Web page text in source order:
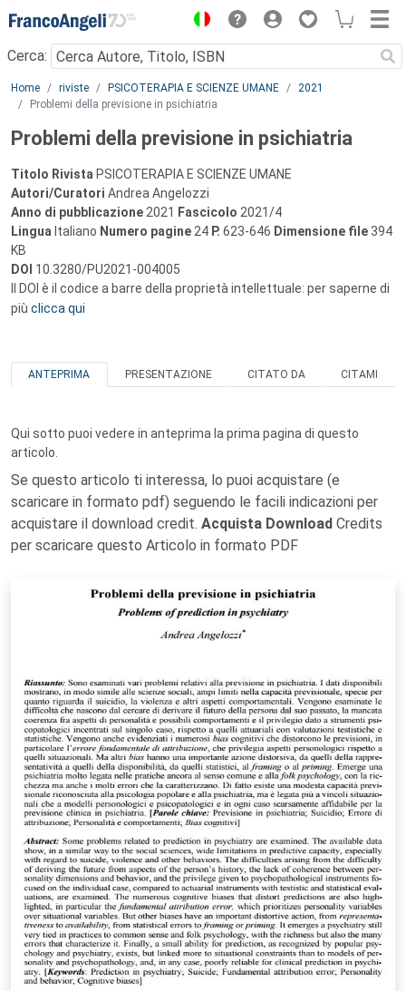
Menu
Cerca:
Main content
Home riviste PSICOTERAPIA E SCIENZE UMANE
2021
Problemi della previsione in psichiatria
Problemi della previsione in psichiatria
Titolo Rivista PSICOTERAPIA E SCIENZE UMANE
Autori/Curatori Andrea Angelozzi
Anno di pubblicazione 2021 Fascicolo 2021/4
Lingua Italiano Numero pagine 24 P. 623-646 Dimensione file 394
KB
DOI 10.3280/PU2021-004005
Il DOI è il codice a barre della proprietà intellettuale: per saperne di
più clicca qui
ANTEPRIMA PRESENTAZIONE CITATO DA CITAMI
Qui sotto puoi vedere in anteprima la prima pagina di questo
articolo.
Se questo articolo ti interessa, lo puoi acquistare (e
scaricare in formato pdf) seguendo le facili indicazioni per
acquistare il download credit. Acquista Download Credits
per scaricare questo Articolo in formato PDF